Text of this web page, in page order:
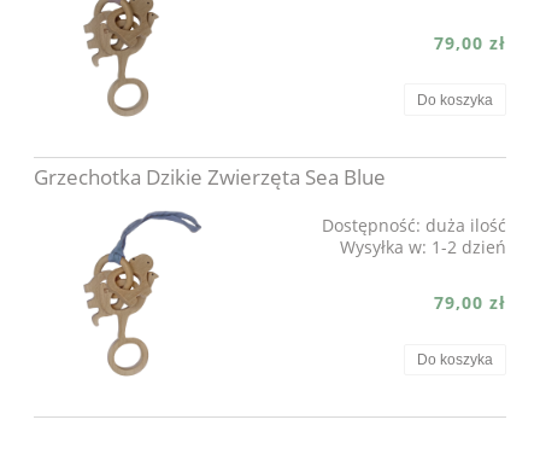
79,00 zł
Do koszyka
Grzechotka Dzikie Zwierzęta Sea Blue
Dostępność: duża ilość
Wysyłka w: 1-2 dzień
79,00 zł
Do koszyka